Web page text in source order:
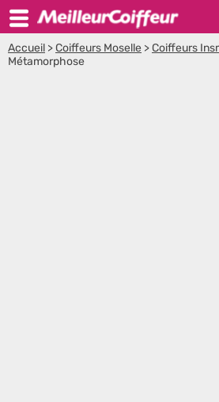
Accueil >Coiffeurs Moselle >Coiffeurs
Métamorphose